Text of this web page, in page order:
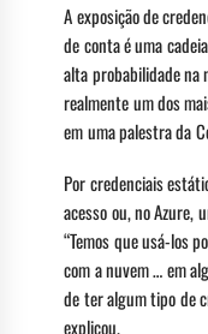
A exposição de
de conta é uma
alta probabilidade na
realmente um dos
em uma palestra da
Por credenciais
acesso ou, no Azure,
“Temos que usá-los
com a nuvem … em
de ter algum tipo de
explicou.